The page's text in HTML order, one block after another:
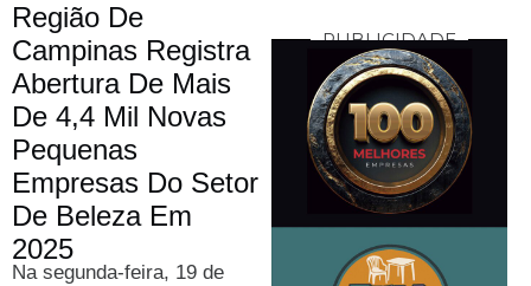
Região De
Campinas Registra
Abertura De Mais
De 4,4 Mil Novas
Pequenas
Empresas Do Setor
De Beleza Em
2025
Na segunda-feira, 19 de
PUBLICIDADE